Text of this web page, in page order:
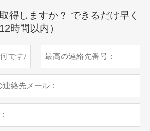
得しますか？ できるだけ早く
時間以内）